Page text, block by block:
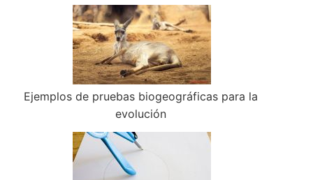
Ejemplos de pruebas biogeográficas para la
evolución